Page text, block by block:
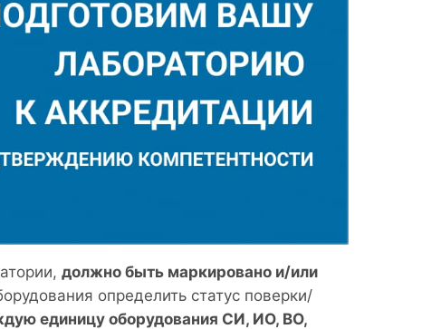
должно быть маркировано и/или
определить статус поверки/
единицу оборудования СИ, ИО, ВО,